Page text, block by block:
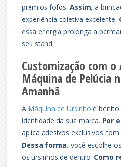
prêmios fofos. Assim, a
experiência coletiva excelente.
essa energia prolonga a
seu stand.
Customização com o
Máquina de Pelúcia
Amanhã
A Máquina de Ursinho é bonito
identidade da sua marca. Por
aplica adesivos exclusivos
Dessa forma, você escolhe
os ursinhos de dentro. Como